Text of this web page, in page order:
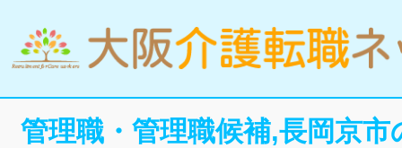
管理職・管理職候補,長岡京